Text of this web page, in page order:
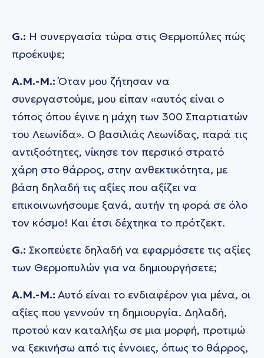
G.: Η συνεργασία τώρα στις Θερμοπύλες πώς
προέκυψε;
A.M.-M.:Όταν μου ζήτησαν να
συνεργαστούμε, μου είπαν «αυτός είναι ο
τόπος όπου έγινε η μάχη των 300 Σπαρτιατών
του Λεωνίδα». Ο βασιλιάς Λεωνίδας, παρά τις
αντιξοότητες, νίκησε τον περσικό στρατό
χάρη στο θάρρος, στην ανθεκτικότητα, με
βάση δηλαδή τις αξίες που αξίζει να
επικοινωνήσουμε ξανά, αυτήν τη φορά σε όλο
τον κόσμο! Και έτσι δέχτηκα το πρότζεκτ.
G.: Σκοπεύετε δηλαδή να εφαρμόσετε τις αξίες
των Θερμοπυλών για να δημιουργήσετε;
A.M.-M.: Αυτό είναι το ενδιαφέρον για μένα, οι
αξίες που γεννούν τη δημιουργία. Δηλαδή,
προτού καν καταλήξω σε μια μορφή, προτιμώ
να ξεκινήσω από τις έννοιες, όπως το θάρρος,